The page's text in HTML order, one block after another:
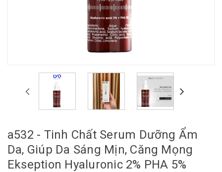
a532 - Tinh Chất Serum Dưỡng Ẩm
Da, Giúp Da Sáng Mịn, Căng Mọng
Ekseption Hyaluronic 2% PHA 5%